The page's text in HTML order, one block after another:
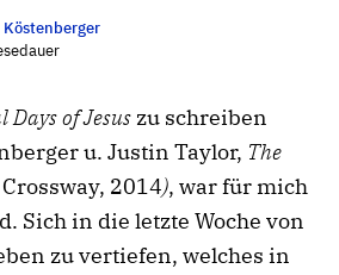
Days of Jesus zu schreiben
u. Justin Taylor, The
Crossway, 2014), war für mich
Sich in die letzte Woche von
zu vertiefen, welches in